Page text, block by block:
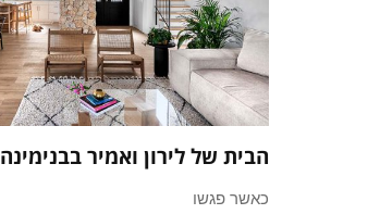
הבית של לירון ואמיר בבנימינה
כאשר פגשו